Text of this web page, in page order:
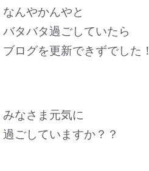
なんやかんやと
バタバタ過ごしていたら
ブログを更新できずでした！
みなさま元気に
過ごしていますか？？